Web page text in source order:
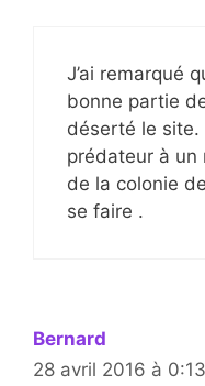
J’ai remarqué
bonne partie
déserté le site.
prédateur à un
de la colonie
se faire .
Bernard
28 avril 2016 à 0:13